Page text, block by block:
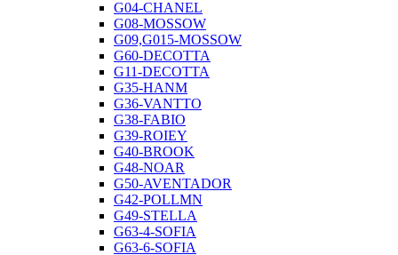
G04-CHANEL
G08-MOSSOW
G09,G015-MOSSOW
G60-DECOTTA
G11-DECOTTA
G35-HANM
G36-VANTTO
G38-FABIO
G39-ROIEY
G40-BROOK
G48-NOAR
G50-AVENTADOR
G42-POLLMN
G49-STELLA
G63-4-SOFIA
G63-6-SOFIA